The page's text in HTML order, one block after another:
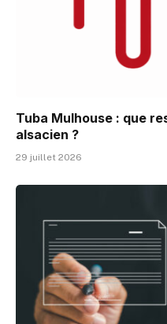
Tuba Mulhouse : que
alsacien ?
29 juillet 2026